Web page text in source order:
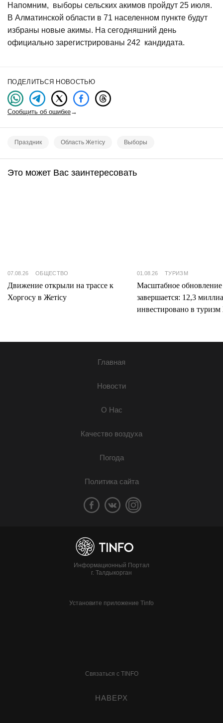
Напомним, выборы сельских акимов пройдут 25 июля.
В Алматинской области в 71 населенном пункте будут
избраны новые акимы. На сегодняшний день
официально зарегистрированы 242 кандидата.
ПОДЕЛИТЬСЯ НОВОСТЬЮ
Сообщить об ошибке→
Праздник Область Жетісу Выборы
Это может Вас заинтересовать
07.08.26 ОБЩЕСТВО
Движение открыли на трассе к
Хоргосу в Жетісу
01.08.26 ТУРИЗМ
Масштабное
завершается: 12,3
инвестировано в туризм
Главная
Новости
О Нас
Качество воздуха
Погода
Политика сайта
Информационный Портал
г. Талдыкорган
Установите приложение Tinfo
Связаться с TINFO
НАВЕРХ